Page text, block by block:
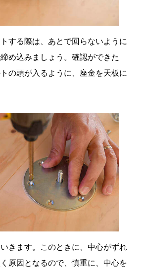
する際は、あとで回らないように
め込みましょう。確認ができた
の頭が入るように、座金を天板に
きます。このときに、中心がずれ
原因となるので、慎重に、中心を